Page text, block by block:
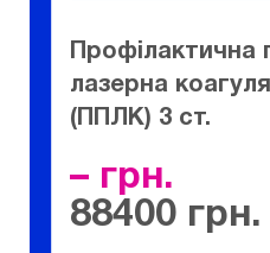
лазерна
(ППЛК) 3 ст.
88400
–